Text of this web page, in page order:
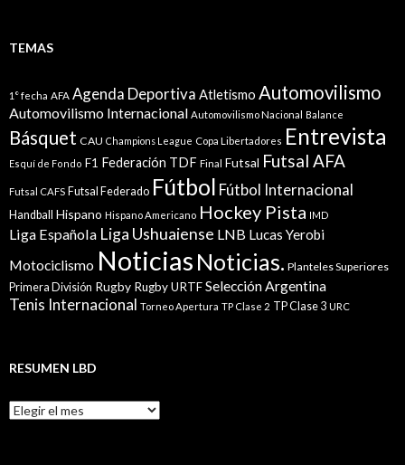
TEMAS
1° fecha AFA Agenda Deportiva Atletismo Automovilismo
Automovilismo Internacional Automovilismo Nacional Balance
Básquet CAU Champions League Copa Libertadores Entrevista
Esquí de Fondo F1 Federación TDF Final Futsal Futsal AFA
Futsal CAFS Futsal Federado Fútbol Fútbol Internacional
Handball Hispano Hispano Americano Hockey Pista IMD
Liga Española Liga Ushuaiense LNB Lucas Yerobi
Motociclismo Noticias Noticias. Planteles Superiores
Primera División Rugby Rugby URTFSelección Argentina
Tenis Internacional Torneo Apertura TP Clase 2 TP Clase 3 URC
RESUMEN LBD
Resumen
LBD